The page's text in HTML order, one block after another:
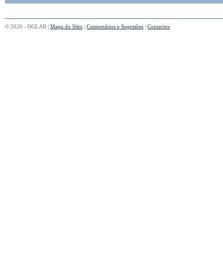
© 2026 - DGLAB | Mapa do Sítio | Comentários e Sugestões | Contactos